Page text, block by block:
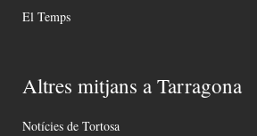
El Temps
Altres mitjans a Tarragona
Notícies de Tortosa